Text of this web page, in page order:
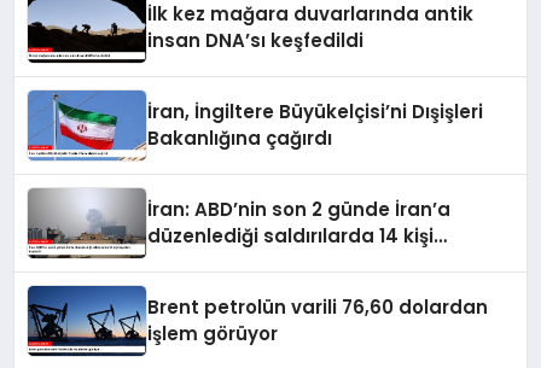
İlk kez mağara duvarlarında antik
insan DNA’sı keşfedildi
İran, İngiltere Büyükelçisi’ni Dışişleri
Bakanlığına çağırdı
İran: ABD’nin son 2 günde İran’a
düzenlediği saldırılarda 14 kişi
Brent petrolün varili 76,60 dolardan
işlem görüyor